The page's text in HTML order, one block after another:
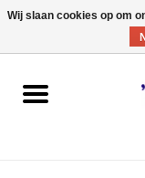
Home
Wij slaan cookies op om